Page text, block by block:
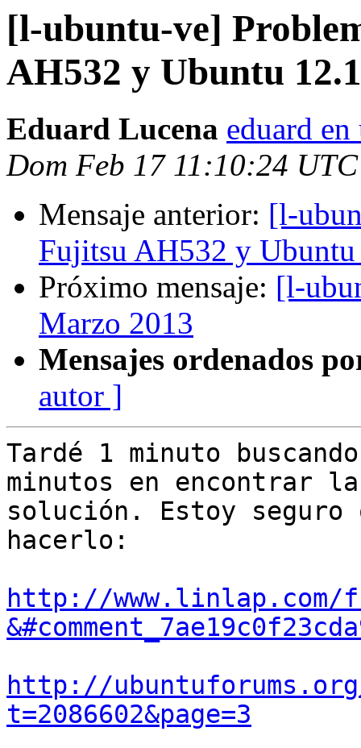
[l-ubuntu-ve]
AH532 y Ubuntu
Eduard Lucena eduard
Dom Feb 17 11:10:24
Mensaje anterior: [l-
Fujitsu AH532 y
Próximo mensaje: [l-
Marzo 2013
Mensajes ordenados
autor ]
Tardé 1 minuto
minutos en encontrar la
solución. Estoy seguro
hacerlo:
http://www.linlap.com/
http://
t=2086602&page=3